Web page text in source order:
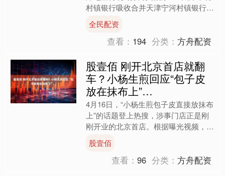
村镇银行吸收合并天津宁河村镇银行，
并将后者改建为分支机构，两者均由山
东寿光农商银行发起设立....
全民配资
查看： 194 分类：方舟配资
股壹佰 刚开北京首店就翻
车？小杨生煎回应“包子皮
放在抹布上”…
4月16日，“小杨生煎包子皮直接放抹布
上”的话题登上热搜，涉事门店正是刚
刚开业的北京首店。根据曝光视频，有
消费者发文称，小杨生煎北京首店店员
把入口的生煎包子皮直....
股壹佰
查看：96 分类：方舟配资